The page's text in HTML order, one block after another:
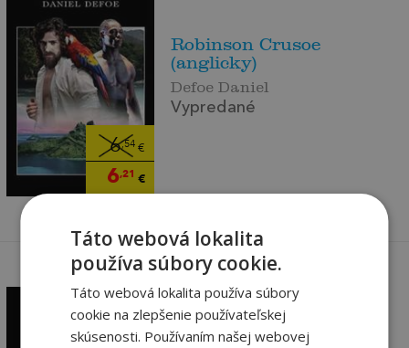
6,54€
6,21 €
Robinson Crusoe
(anglicky)
Defoe Daniel
Vypredané
Táto webová lokalita
používa súbory cookie.
Táto webová lokalita používa súbory
cookie na zlepšenie používateľskej
skúsenosti. Používaním našej webovej